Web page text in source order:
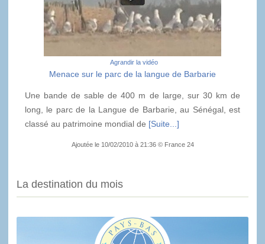
Agrandir la vidéo
Menace sur le parc de la langue de Barbarie
Une bande de sable de 400 m de large, sur 30 km de
long, le parc de la Langue de Barbarie, au Sénégal, est
classé au patrimoine mondial de [Suite...]
Ajoutée le 10/02/2010 à 21:36 © France 24
La destination du mois